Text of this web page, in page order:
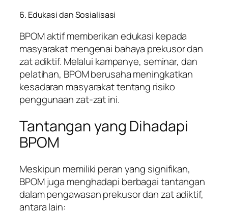
6. Edukasi dan Sosialisasi
BPOM aktif memberikan edukasi kepada
masyarakat mengenai bahaya prekusor dan
zat adiktif. Melalui kampanye, seminar, dan
pelatihan, BPOM berusaha meningkatkan
kesadaran masyarakat tentang risiko
penggunaan zat-zat ini.
Tantangan yang Dihadapi
BPOM
Meskipun memiliki peran yang signifikan,
BPOM juga menghadapi berbagai tantangan
dalam pengawasan prekusor dan zat adiktif,
antara lain: